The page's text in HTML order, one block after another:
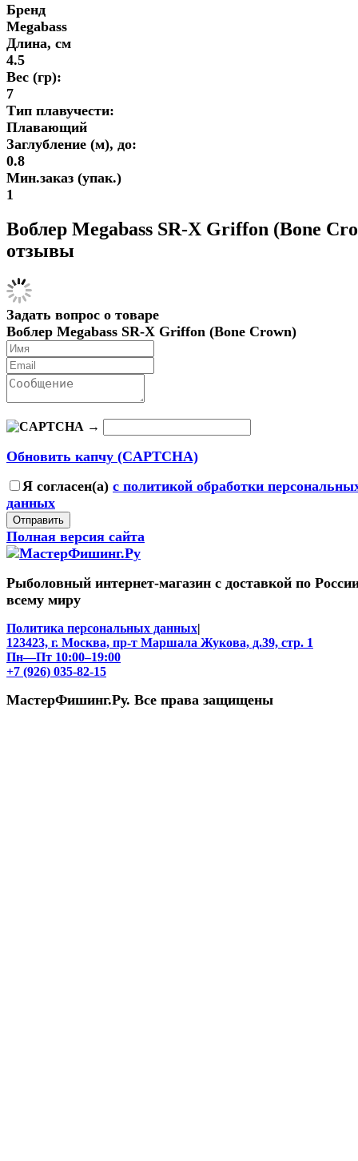
Бренд
Megabass
Длина, см
4.5
Вес (гр):
7
Тип плавучести:
Плавающий
Заглубление (м), до:
0.8
Мин.заказ (упак.)
1
Воблер Megabass SR-X Griffon (Bone
отзывы
Задать вопрос о товаре
Воблер Megabass SR-X Griffon (Bone Crown)
→
Обновить капчу (CAPTCHA)
Я согласен(a) с политикой обработки
данных
Отправить
Полная версия сайта
Рыболовный интернет-магазин с доставкой по
всему миру
Политика персональных данных|
123423, г. Москва, пр-т Маршала Жукова, д.39, стр. 1
Пн—Пт 10:00–19:00
+7 (926) 035-82-15
МастерФишинг.Ру. Все права защищены